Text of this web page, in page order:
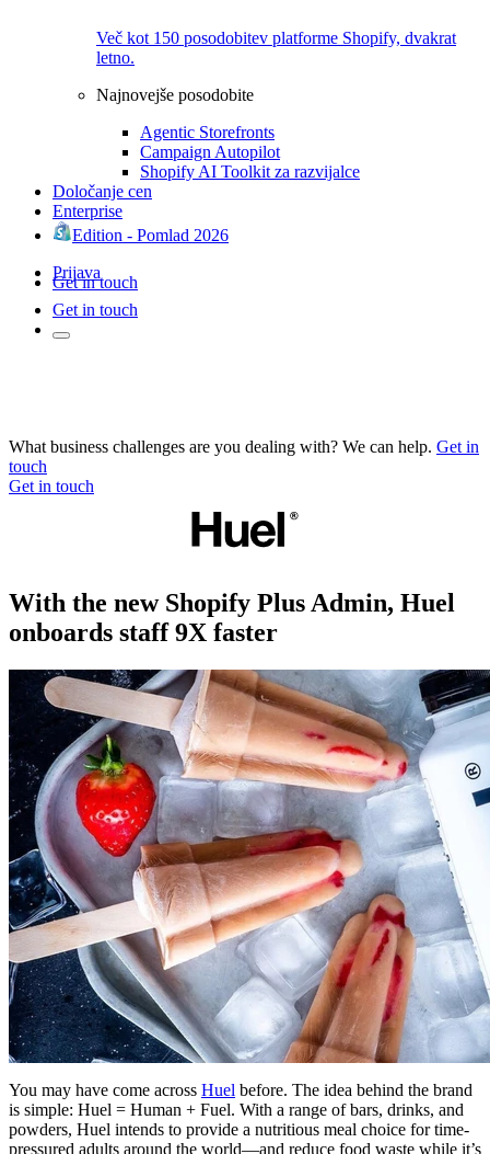
Več kot 150 posodobitev platforme Shopify, dvakrat
letno.
Najnovejše posodobite
Agentic Storefronts
Campaign Autopilot
Shopify AI Toolkit za razvijalce
Določanje cen
Enterprise
Edition - Pomlad 2026
Prijava
Get in touch
Get in touch
What business challenges are you dealing with? We can help. Get in
touch
Get in touch
With the new Shopify Plus Admin, Huel
onboards staff 9X faster
You may have come across Huel before. The idea behind the brand
is simple: Huel = Human + Fuel. With a range of bars, drinks, and
powders, Huel intends to provide a nutritious meal choice for time-
pressured adults around the world—and reduce food waste while it’s